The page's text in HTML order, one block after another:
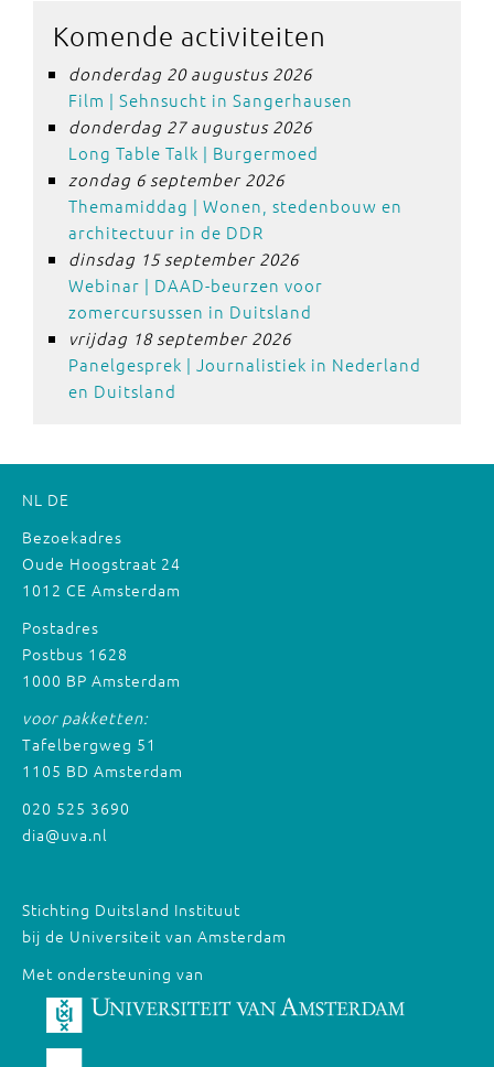
Komende activiteiten
donderdag 20 augustus 2026
Film | Sehnsucht in Sangerhausen
donderdag 27 augustus 2026
Long Table Talk | Burgermoed
zondag 6 september 2026
Themamiddag | Wonen, stedenbouw en
architectuur in de DDR
dinsdag 15 september 2026
Webinar | DAAD-beurzen voor
zomercursussen in Duitsland
vrijdag 18 september 2026
Panelgesprek | Journalistiek in Nederland
en Duitsland
NL DE
Bezoekadres
Oude Hoogstraat 24
1012 CE Amsterdam
Postadres
Postbus 1628
1000 BP Amsterdam
voor pakketten:
Tafelbergweg 51
1105 BD Amsterdam
020 525 3690
dia@uva.nl
Stichting Duitsland Instituut
bij de Universiteit van Amsterdam
Met ondersteuning van